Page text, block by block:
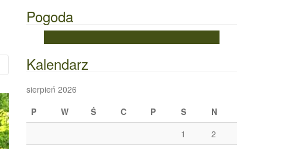
Pogoda
Kalendarz
sierpień 2026
P
W Ś C P S N
1
2